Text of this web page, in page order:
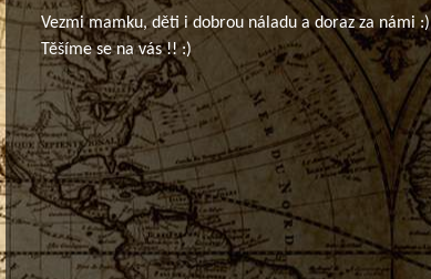
Vezmi mamku, děti i dobrou náladu a doraz za námi :)
Těšíme se na vás !! :)